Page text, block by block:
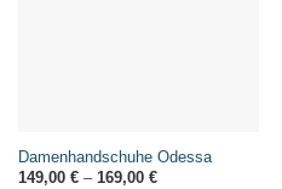
Damenhandschuhe Odessa
149,00 €– 169,00 €